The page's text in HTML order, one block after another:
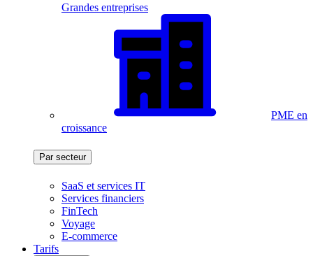
Grandes entreprises
PME en
croissance
Par secteur
SaaS et services IT
Services financiers
FinTech
Voyage
E-commerce
Tarifs